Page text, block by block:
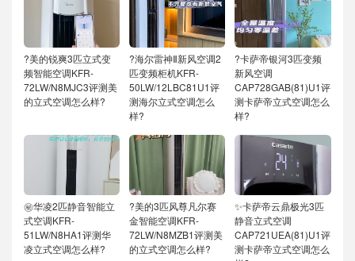
?美的锐爽3匹立式变
频智能空调KFR-
72LW/N8MJC3评测美
的立式空调怎么样?
?海尔雷神Ⅱ新风空调2
匹变频柜机KFR-
50LW/12LBC81U1评
测海尔立式空调怎么
样?
?卡萨帝银河3匹变频
新风空调
CAP728GAB(81)U1评
测卡萨帝立式空调怎么
样?
㊙️华凌2匹静音智能立
式空调KFR-
51LW/N8HA1评测华
凌立式空调怎么样?
?美的3匹风尊凡尔赛
金智能空调KFR-
72LW/N8MZB1评测美
的立式空调怎么样?
✨卡萨帝云鼎极光3匹
静音立式空调
CAP721UEA(81)U1评
测卡萨帝立式空调怎么